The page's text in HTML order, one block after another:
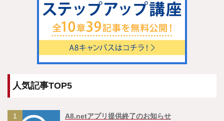
人気記事TOP5
1 A8.netアプリ提供終了のお知らせ